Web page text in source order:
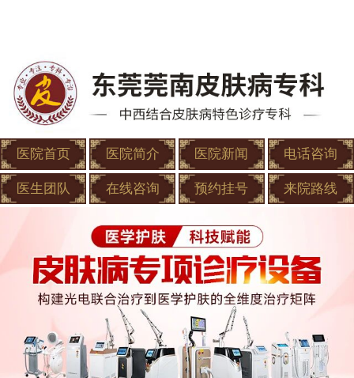
医院首页 医院简介 医院新闻 电话咨询
医生团队 在线咨询 预约挂号 来院路线